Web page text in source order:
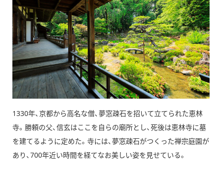
1330年、京都から高名な僧、夢窓疎石を招いて立てられた恵林
寺。勝頼の父、信玄はここを自らの廟所とし、死後は恵林寺に墓
を建てるように定めた。寺には、夢窓疎石がつくった禅宗庭園が
あり、700年近い時間を経てなお美しい姿を見せている。